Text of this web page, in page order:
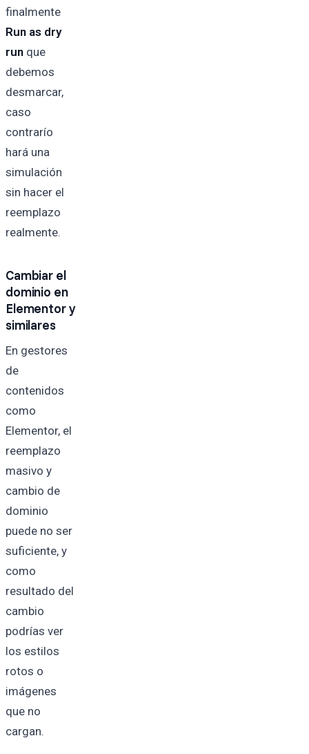
finalmente
Run as dry
run que
debemos
desmarcar,
caso
contrarío
hará una
simulación
sin hacer el
reemplazo
realmente.
Cambiar el
dominio en
Elementor y
similares
En gestores
de
contenidos
como
Elementor, el
reemplazo
masivo y
cambio de
dominio
puede no ser
suficiente, y
como
resultado del
cambio
podrías ver
los estilos
rotos o
imágenes
que no
cargan.